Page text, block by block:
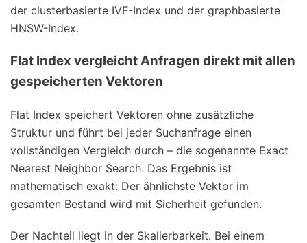
der clusterbasierte IVF-Index und der graphbasierte
HNSW-Index.
Flat Index vergleicht Anfragen direkt mit allen
gespeicherten Vektoren
Flat Index speichert Vektoren ohne zusätzliche
Struktur und führt bei jeder Suchanfrage einen
vollständigen Vergleich durch – die sogenannte Exact
Nearest Neighbor Search. Das Ergebnis ist
mathematisch exakt: Der ähnlichste Vektor im
gesamten Bestand wird mit Sicherheit gefunden.
Der Nachteil liegt in der Skalierbarkeit. Bei einem